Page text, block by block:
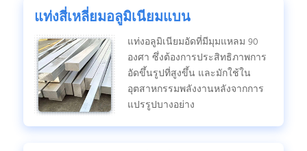
แท่งสี่เหลี่ยมอลูมิเนียมแบน
แท่งอลูมิเนียมอัดที่มีมุมแหลม 90
องศา ซึ่งต้องการประสิทธิภาพการ
อัดขึ้นรูปที่สูงขึ้น และมักใช้ใน
อุตสาหกรรมพลังงานหลังจากการ
แปรรูปบางอย่าง